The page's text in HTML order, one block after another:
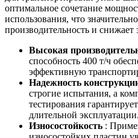
оптимальное сочетание
использования, что
производительность и
Высокая
способность 400 т/ч
эффективную
Надежность
строгие испытания, а
тестирования
длительной эксплуатации.
Износостойкость :